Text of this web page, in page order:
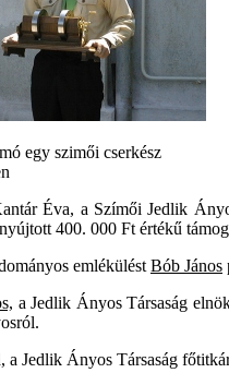
egy szimői cserkész
Éva, a Szímői Jedlik
400. 000 Ft értékű
emlékülést Bób János
a Jedlik Ányos Társaság
Jedlik Ányos Társaság